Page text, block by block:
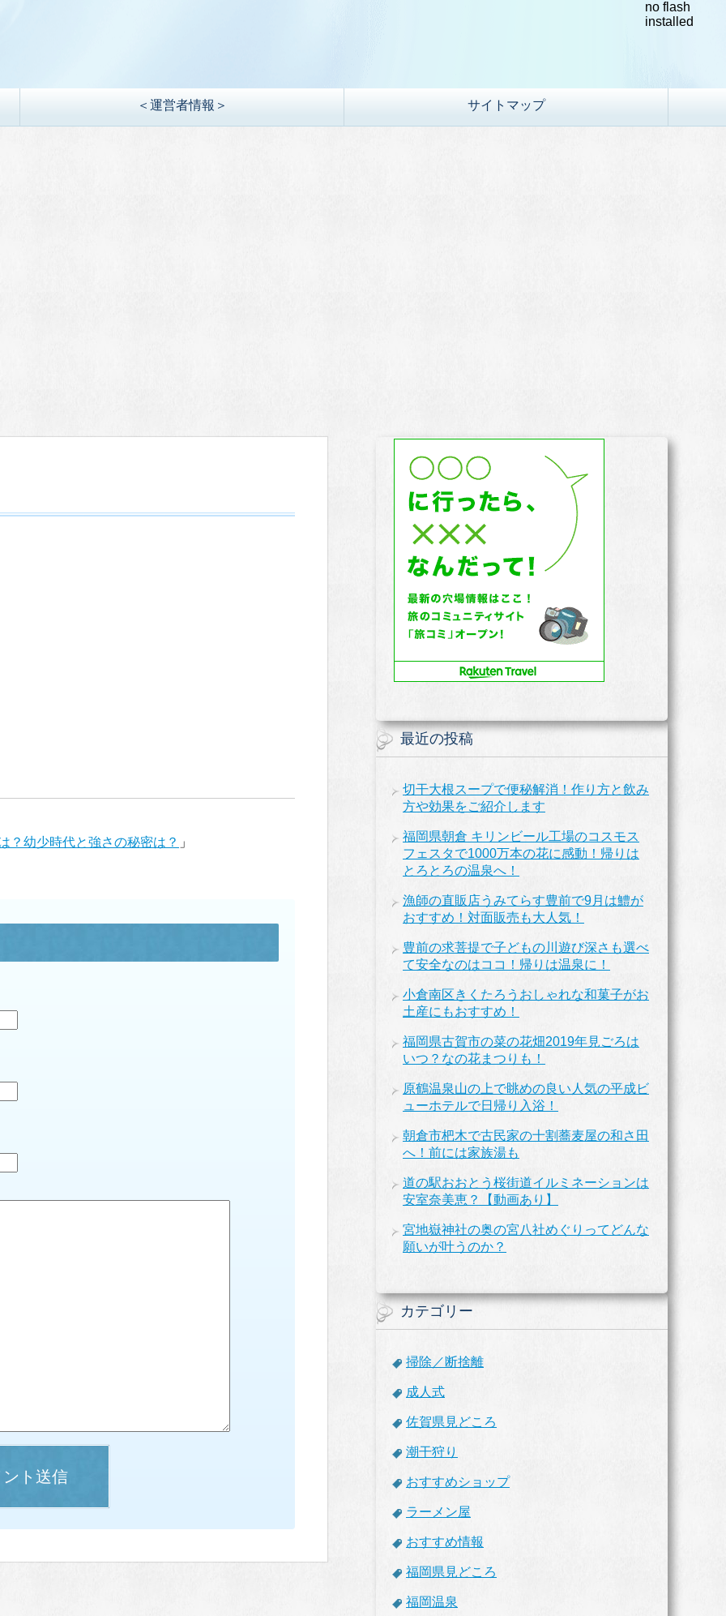
＜運営者情報＞ サイトマップ
？幼少時代と強さの秘密は？ 」
ト送信
最近の投稿
切干大根スープで便秘解消！作り方と飲み
方や効果をご紹介します
福岡県朝倉 キリンビール工場のコスモス
フェスタで1000万本の花に感動！帰りは
とろとろの温泉へ！
漁師の直販店うみてらす豊前で9月は鱧が
おすすめ！対面販売も大人気！
豊前の求菩提で子どもの川遊び深さも選べ
て安全なのはココ！帰りは温泉に！
小倉南区きくたろうおしゃれな和菓子がお
土産にもおすすめ！
福岡県古賀市の菜の花畑2019年見ごろは
いつ？なの花まつりも！
原鶴温泉山の上で眺めの良い人気の平成ビ
ューホテルで日帰り入浴！
朝倉市杷木で古民家の十割蕎麦屋の和さ田
へ！前には家族湯も
道の駅おおとう桜街道イルミネーションは
安室奈美恵？【動画あり】
宮地嶽神社の奥の宮八社めぐりってどんな
願いが叶うのか？
カテゴリー
掃除／断捨離
成人式
佐賀県見どころ
潮干狩り
おすすめショップ
ラーメン屋
おすすめ情報
福岡県見どころ
福岡温泉
no flash
installed